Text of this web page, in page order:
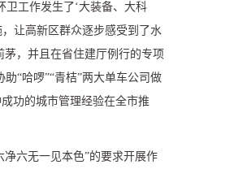
工作发生了‘大装备、大科
让高新区群众逐步感受到了水
茅，并且在省住建厅例行的专项
“哈啰”“青桔”两大单车公司做
功的城市管理经验在全市推
六无一见本色”的要求开展作